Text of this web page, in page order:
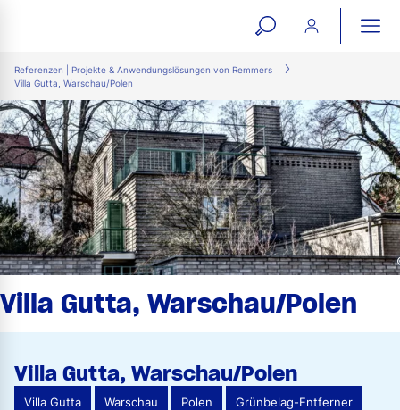
open
search
form
Referenzen | Projekte & Anwendungslösungen von Remmers
Villa Gutta, Warschau/Polen
Villa Gutta, Warschau/Polen
Villa Gutta, Warschau/Polen
Villa Gutta Warschau Polen Grünbelag-Entferner